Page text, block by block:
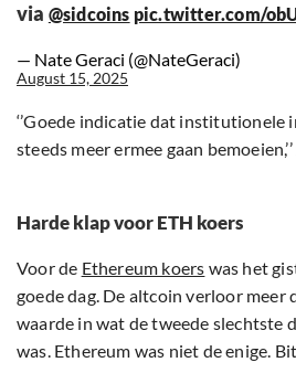
via @sidcoins pic.twitter.com/
— Nate Geraci (@NateGeraci)
August 15, 2025
‘’Goede indicatie dat institutionele
steeds meer ermee gaan
Harde klap voor ETH koers
Voor de Ethereum koers was het
goede dag. De altcoin verloor meer
waarde in wat de tweede slechtste
was. Ethereum was niet de enige.